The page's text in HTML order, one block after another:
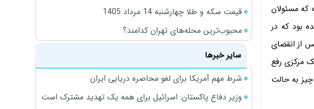
که مسئولان
بود که در
از انقضای
مرکزی رفع
به حالت
قیمت سکه و طلا چهارشنبه 14 مرداد 1405
محبوب‌ترین محله‌های تهران کدامند؟
سایر خبرها
شرط مهم آمریکا برای لغو محاصره دریایی ایران
وزیر دفاع پاکستان: اسرائیل برای همه یک تهدید مشترک است